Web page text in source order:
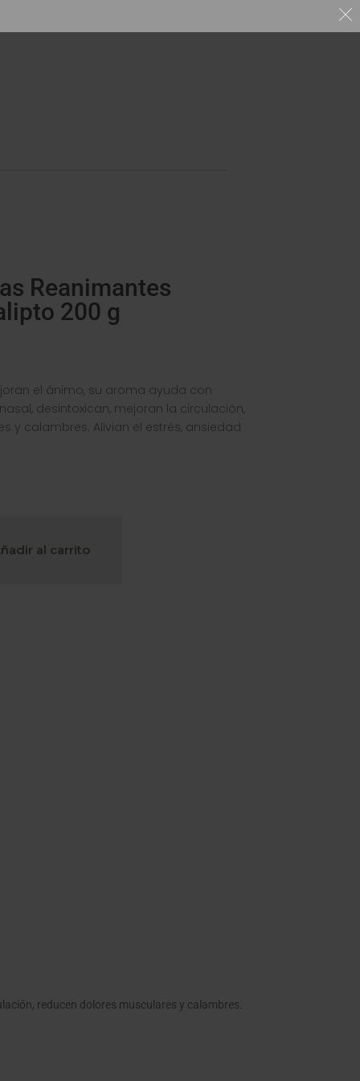
Reanimantes
200 g
el ánimo, su aroma ayuda con
desintoxican, mejoran la circulación,
y calambres. Alivian el estrés, ansiedad
al carrito
reducen dolores musculares y calambres.